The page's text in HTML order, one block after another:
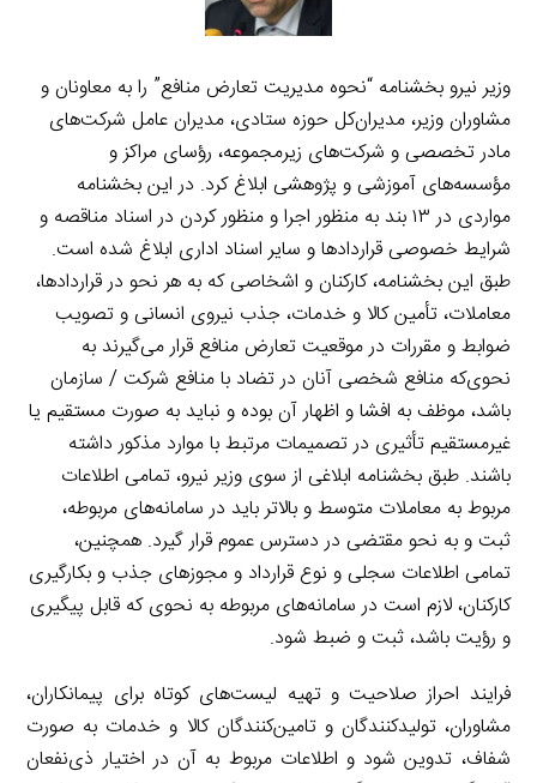
وزیر نیرو بخشنامه “نحوه مدیریت تعارض منافع” را به معاونان و
مشاوران وزیر، مدیران‌کل حوزه ستادی، مدیران عامل شرکت‌های
مادر تخصصی و شرکت‌های زیرمجموعه، رؤسای مراکز و
مؤسسه‌های آموزشی و پژوهشی ابلاغ کرد. در این بخشنامه
مواردی در ۱۳ بند به منظور اجرا و منظور کردن در اسناد مناقصه و
شرایط خصوصی قراردادها و سایر اسناد اداری ابلاغ شده است.
طبق این بخشنامه، کارکنان و اشخاصی که به هر نحو در قراردادها،
معاملات، تأمین کالا و خدمات، جذب نیروی انسانی و تصویب
ضوابط و مقررات در موقعیت تعارض منافع قرار می‌گیرند به
نحوی‌که منافع شخصی آنان در تضاد با منافع شرکت / سازمان
باشد، موظف به افشا و اظهار آن بوده و نباید به صورت مستقیم یا
غیرمستقیم تأثیری در تصمیمات مرتبط با موارد مذکور داشته
باشند. طبق بخشنامه ابلاغی از سوی وزیر نیرو، تمامی اطلاعات
مربوط به معاملات متوسط و بالاتر باید در سامانه‌های مربوطه،
ثبت و به نحو مقتضی در دسترس عموم قرار گیرد. همچنین،
تمامی اطلاعات سجلی و نوع قرارداد و مجوزهای جذب و بکارگیری
کارکنان، لازم است در سامانه‌های مربوطه به نحوی که قابل پیگیری
و رؤیت باشد، ثبت و ضبط شود.
فرایند احراز صلاحیت و تهیه لیست‌های کوتاه برای پیمانکاران،
مشاوران، تولیدکنندگان و تامین‌کنندگان کالا و خدمات به صورت
شفاف، تدوین شود و اطلاعات مربوط به آن در اختیار ذی‌نفعان